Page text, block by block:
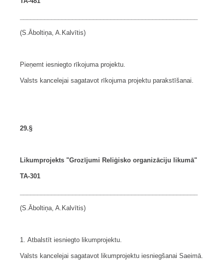
(S.Āboltiņa, A.Kalvītis)
Pieņemt iesniegto rīkojuma projektu.
Valsts kancelejai sagatavot rīkojuma projektu parakstīšanai.
29.§
Likumprojekts "Grozījumi Reliģisko organizāciju likumā"
TA-301
(S.Āboltiņa, A.Kalvītis)
1. Atbalstīt iesniegto likumprojektu.
Valsts kancelejai sagatavot likumprojektu iesniegšanai Saeimā.